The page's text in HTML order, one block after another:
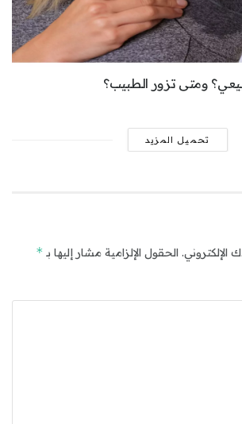
ومتى تزور الطبيب؟
تحميل المزيد
الإلكتروني. الحقول الإلزامية مشار إليها بـ *